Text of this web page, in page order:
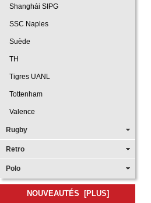
Shanghái SIPG
SSC Naples
Suède
TH
Tigres UANL
Tottenham
Valence
Rugby
Retro
Polo
NOUVEAUTÉS [PLUS]